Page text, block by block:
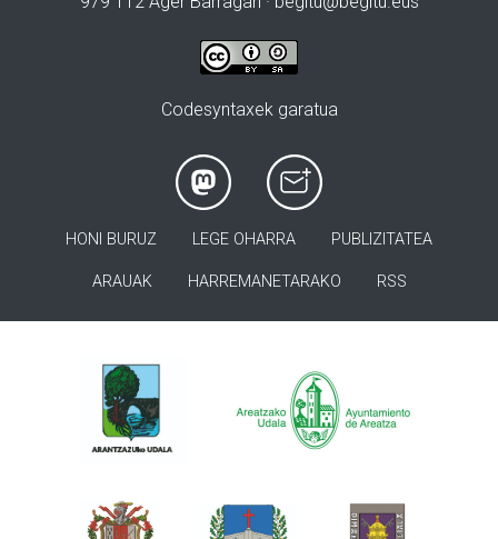
Codesyntaxek garatua
HONI BURUZ LEGE OHARRA PUBLIZITATEA
ARAUAK HARREMANETARAKO RSS